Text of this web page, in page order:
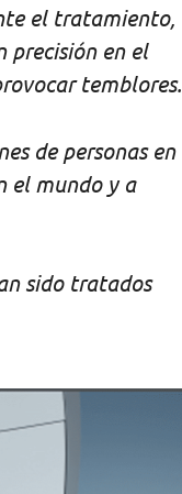
el tratamiento,
precisión en el
temblores.
de personas en
el mundo y a
sido tratados